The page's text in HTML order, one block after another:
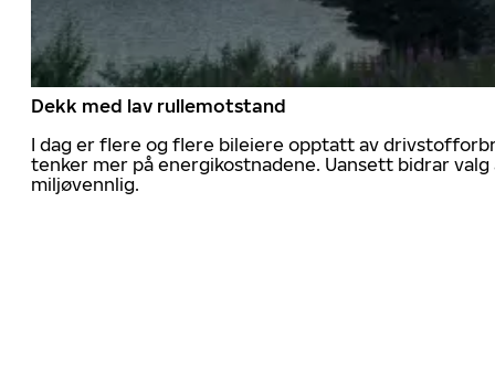
Dekk med lav rullemotstand
I dag er flere og flere bileiere opptatt av
tenker mer på energikostnadene. Uansett bidrar
miljøvennlig.